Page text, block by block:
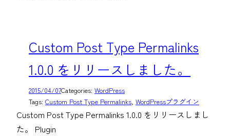
Custom Post Type Permalinks
1.0.0 をリリースしました。
2015/04/07Categories: WordPress
Tags: Custom Post Type Permalinks, WordPressプラグイン
Custom Post Type Permalinks 1.0.0 をリリースしまし
た。 Plugin